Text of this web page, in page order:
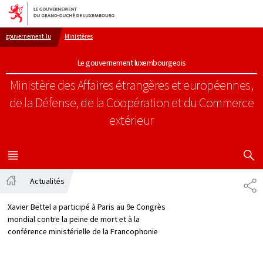
Aller au menu principal
Aller au contenu
gouvernement.lu Ministères
Le gouvernement luxembourgeois
Ministère des Affaires étrangères et européennes,
de la Défense, de la Coopération et du Commerce
extérieur
MENU
PRINCIPAL
Actualités
Xavier Bettel a participé à Paris au 9e Congrès
mondial contre la peine de mort et à la
conférence ministérielle de la Francophonie